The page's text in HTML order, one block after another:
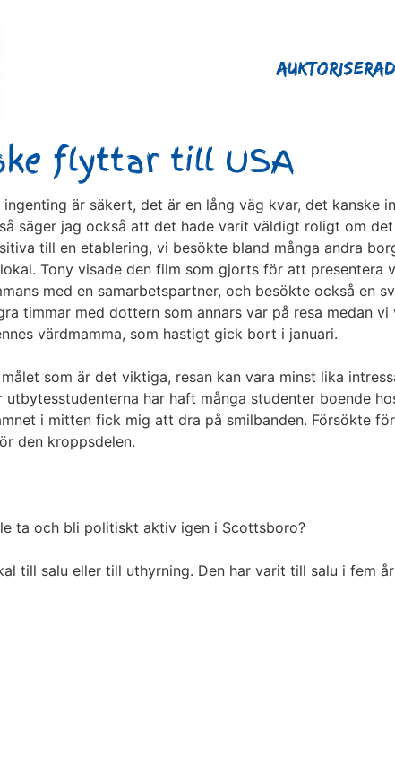
flyttar till USA
är säkert, det är en lång väg kvar, det kanske
säger jag också att det hade varit väldigt roligt om
till en etablering, vi besökte bland många andra
Tony visade den film som gjorts för att
med en samarbetspartner, och besökte också en
timmar med dottern som annars var på resa medan
värdmamma, som hastigt gick bort i januari.
som är det viktiga, resan kan vara minst lika
har haft många studenter boende
i mitten fick mig att dra på smilbanden. Försökte
den kroppsdelen.
ta och bli politiskt aktiv igen i Scottsboro?
till salu eller till uthyrning. Den har varit till salu i fem